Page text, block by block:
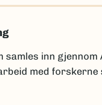
samles inn
med